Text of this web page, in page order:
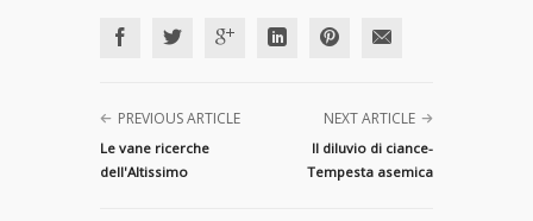
PREVIOUS ARTICLE
Le vane ricerche
dell'Altissimo
NEXT ARTICLE
Il diluvio di ciance-
Tempesta asemica